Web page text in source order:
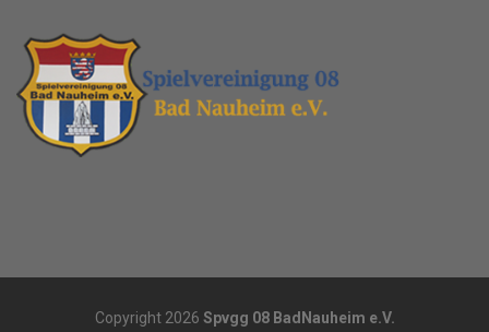
Copyright 2026 Spvgg 08 BadNauheim e.V.